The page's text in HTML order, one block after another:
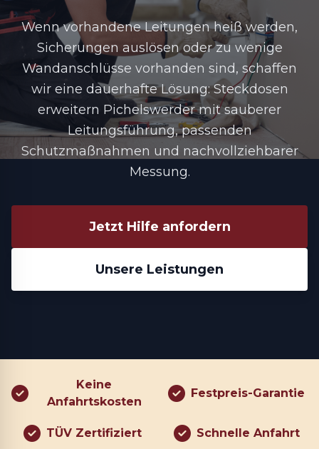
Wenn vorhandene Leitungen heiß werden,
Sicherungen auslösen oder zu wenige
Wandanschlüsse vorhanden sind, schaffen
wir eine dauerhafte Lösung:Steckdosen
erweitern Pichelswerdermit sauberer
Leitungsführung, passenden
Schutzmaßnahmen und nachvollziehbarer
Messung.
Jetzt Hilfe anfordern
Unsere Leistungen
Keine
Anfahrtskosten
Festpreis-Garantie
TÜV Zertifiziert Schnelle Anfahrt